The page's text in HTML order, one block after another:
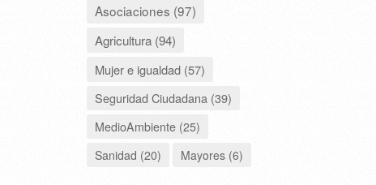
Asociaciones (97)
Agricultura (94)
Mujer e igualdad (57)
Seguridad Ciudadana (39)
MedioAmbiente (25)
Sanidad (20)
Mayores (6)